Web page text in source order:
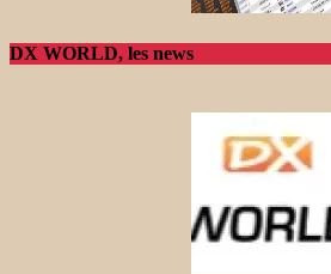
DX WORLD, les news